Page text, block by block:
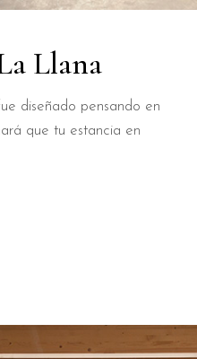
Llana
diseñado pensando en
que tu estancia en